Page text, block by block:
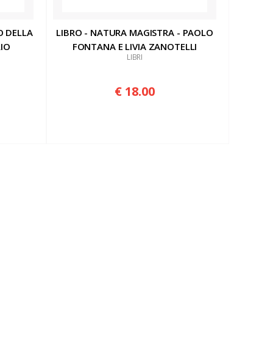
DELLA
LIBRO - NATURA MAGISTRA - PAOLO
FONTANA E LIVIA ZANOTELLI
LIBRI
€ 18.00